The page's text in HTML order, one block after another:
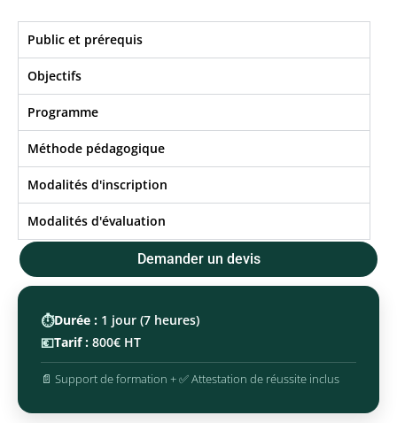
Public et prérequis
Objectifs​
Programme
Méthode pédagogique
Modalités d'inscription
Modalités d'évaluation
Demander un devis
⏱️Durée : 1 jour (7 heures)
💶Tarif : 800€ HT
📄 Support de formation + ✅ Attestation de réussite inclus